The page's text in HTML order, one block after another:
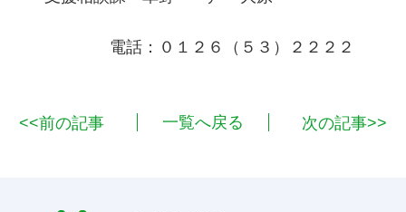
電話：０１２６（５３）２２２２
<<前の記事 一覧へ戻る 次の記事>>